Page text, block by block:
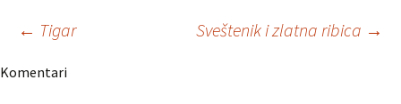
Navigacija
← Tigar Sveštenik i zlatna ribica →
Komentari